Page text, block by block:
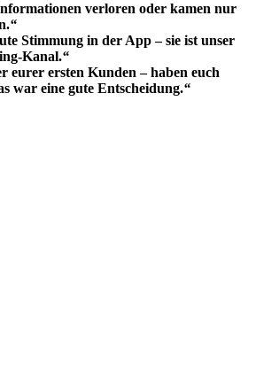
verloren oder kamen nur
“
Stimmung in der App – sie ist unser
Kanal.“
eurer ersten Kunden – haben euch
war eine gute Entscheidung.“